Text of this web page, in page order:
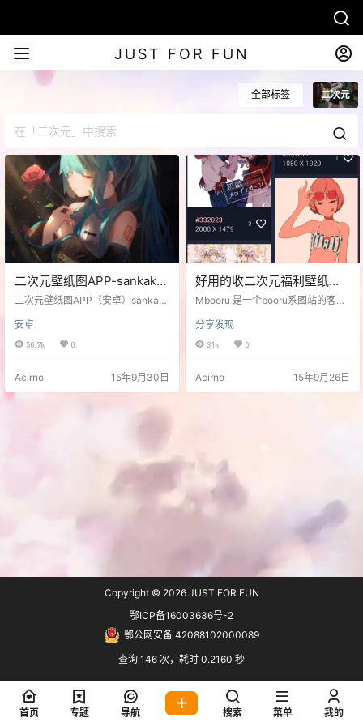
JUST FOR FUN
全部标签 二次元
二次元壁纸图APP-sankaku
图站
二次元壁纸图APP（安卓）sankak
美作品。
安卓
50.7k 0
Acirno 15年9月30日
好用的收二次元福利壁纸图
APP-Mbooru萌妹图站
Mbooru 是一个booru系图站的客户
元图站。是一个收壁纸图的好软
件。 内置了几个图站实际就够用
机下载市场下载 2：链接：https://p
an.baidu.com/s/1gdm7oXH 密码：
分享发现
31k 0
Acirno 15年9月26日
Copyright © 2026JUST FOR FUN
鄂ICP备16003636号-2
鄂公网安备 42088102000089
查询 146 次，耗时 0.2160 秒
首页 专题 导航 搜索 菜单 我的